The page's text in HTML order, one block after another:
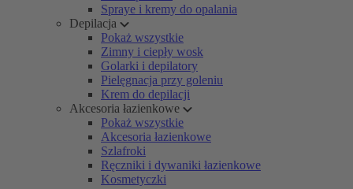
Spraye i kremy do opalania
Depilacja
Pokaż wszystkie
Zimny i ciepły wosk
Golarki i depilatory
Pielęgnacja przy goleniu
Krem do depilacji
Akcesoria łazienkowe
Pokaż wszystkie
Akcesoria łazienkowe
Szlafroki
Ręczniki i dywaniki łazienkowe
Kosmetyczki